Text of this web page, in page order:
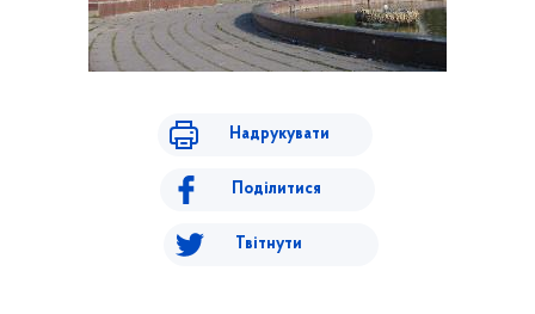
Надрукувати
Поділитися
Твітнути